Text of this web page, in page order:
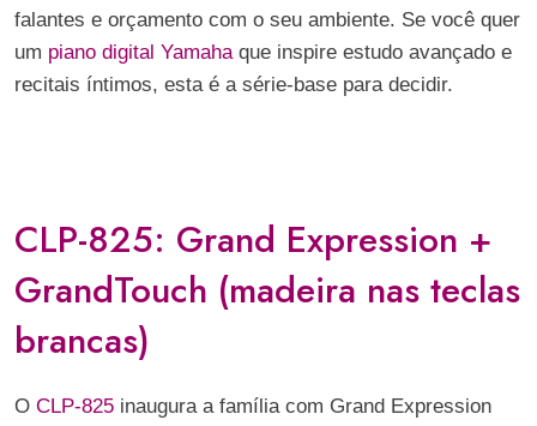
falantes e orçamento com o seu ambiente. Se você quer
um piano digital Yamahaque inspire estudo avançado e
recitais íntimos, esta é a série-base para decidir.
CLP-825: Grand Expression +
GrandTouch (madeira nas teclas
brancas)
O CLP-825 inaugura a família com Grand Expression